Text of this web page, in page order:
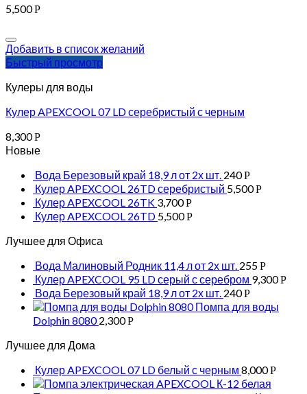
5,500Р
Добавить в список желаний
Быстрый просмотр
Кулеры для воды
Кулер APEXCOOL 07 LD серебристый с черным
8,300Р
Новые
Вода Березовый край 18,9 л от 2х шт. 240Р
Кулер APEXCOOL 26TD серебристый 5,500Р
Кулер APEXCOOL 26TK 3,700Р
Кулер APEXCOOL 26TD 5,500Р
Лучшее для Офиса
Вода Малиновый Родник 11,4 л от 2х шт. 255Р
Кулер APEXCOOL 95 LD серый с серебром 9,300Р
Вода Березовый край 18,9 л от 2х шт. 240Р
Помпа для воды
Dolphin 8080 2,300Р
Лучшее для Дома
Кулер APEXCOOL 07 LD белый с черным 8,000Р